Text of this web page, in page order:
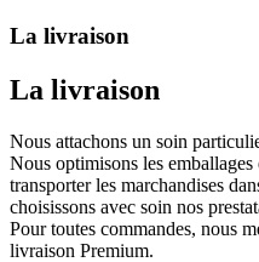
La livraison
La livraison
Nous attachons un soin
Nous optimisons les
transporter les marchandises
choisissons avec soin nos
Pour toutes commandes, nous
livraison Premium.